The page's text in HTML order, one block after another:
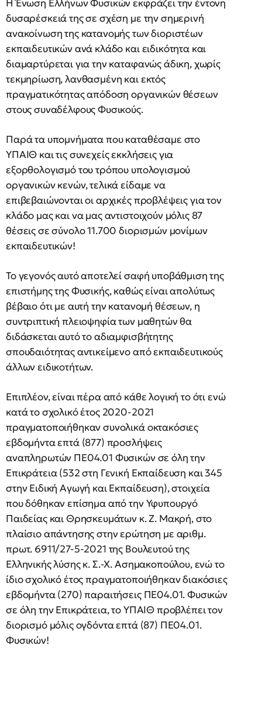
Η Ένωση Ελλήνων Φυσικών εκφράζει την έντονη
δυσαρέσκειά της σε σχέση με την σημερινή
ανακοίνωση της κατανομής των διοριστέων
εκπαιδευτικών ανά κλάδο και ειδικότητα και
διαμαρτύρεται για την καταφανώς άδικη, χωρίς
τεκμηρίωση, λανθασμένη και εκτός
πραγματικότητας απόδοση οργανικών θέσεων
στους συναδέλφους Φυσικούς.
Παρά τα υπομνήματα που καταθέσαμε στο
ΥΠΑΙΘ και τις συνεχείς εκκλήσεις για
εξορθολογισμό του τρόπου υπολογισμού
οργανικών κενών, τελικά είδαμε να
επιβεβαιώνονται οι αρχικές προβλέψεις για τον
κλάδο μας και να μας αντιστοιχούν μόλις 87
θέσεις σε σύνολο 11.700 διορισμών μονίμων
εκπαιδευτικών!
Το γεγονός αυτό αποτελεί σαφή υποβάθμιση της
επιστήμης της Φυσικής, καθώς είναι απολύτως
βέβαιο ότι με αυτή την κατανομή θέσεων, η
συντριπτική πλειοψηφία των μαθητών θα
διδάσκεται αυτό το αδιαμφισβήτητης
σπουδαιότητας αντικείμενο από εκπαιδευτικούς
άλλων ειδικοτήτων.
Επιπλέον, είναι πέρα από κάθε λογική το ότι ενώ
κατά το σχολικό έτος 2020-2021
πραγματοποιήθηκαν συνολικά οκτακόσιες
εβδομήντα επτά (877) προσλήψεις
αναπληρωτών ΠΕ04.01 Φυσικών σε όλη την
Επικράτεια (532 στη Γενική Εκπαίδευση και 345
στην Ειδική Αγωγή και Εκπαίδευση), στοιχεία
που δόθηκαν επίσημα από την Υφυπουργό
Παιδείας και Θρησκευμάτων κ. Ζ. Μακρή, στο
πλαίσιο απάντησης στην ερώτηση με αριθμ.
πρωτ. 6911/27-5-2021 της Βουλευτού της
Ελληνικής λύσης κ. Σ.-Χ. Ασημακοπούλου, ενώ το
ίδιο σχολικό έτος πραγματοποιήθηκαν διακόσιες
εβδομήντα (270) παραιτήσεις ΠΕ04.01. Φυσικών
σε όλη την Επικράτεια, το ΥΠΑΙΘ προβλέπει τον
διορισμό μόλις ογδόντα επτά (87) ΠΕ04.01.
Φυσικών!